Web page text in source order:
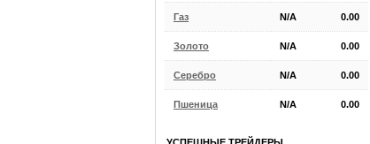
Газ N/A 0.00
Золото N/A 0.00
Серебро N/A 0.00
Пшеница N/A 0.00
УСПЕШНЫЕ ТРЕЙДЕРЫ